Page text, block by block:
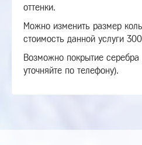
оттенки.
Можно изменить размер
стоимость данной услуги
Возможно покрытие серебра
уточняйте по телефону).